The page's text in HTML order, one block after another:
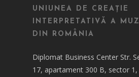
UNIUNEA DE CREAȚIE
INTERPRETATIVĂ A
DIN ROMÂNIA
Diplomat Business Center Str.
17, apartament 300 B, sector 1,